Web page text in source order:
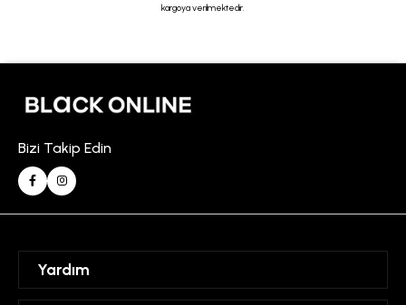
kargoya verilmektedir.
Bizi Takip Edin
Yardım